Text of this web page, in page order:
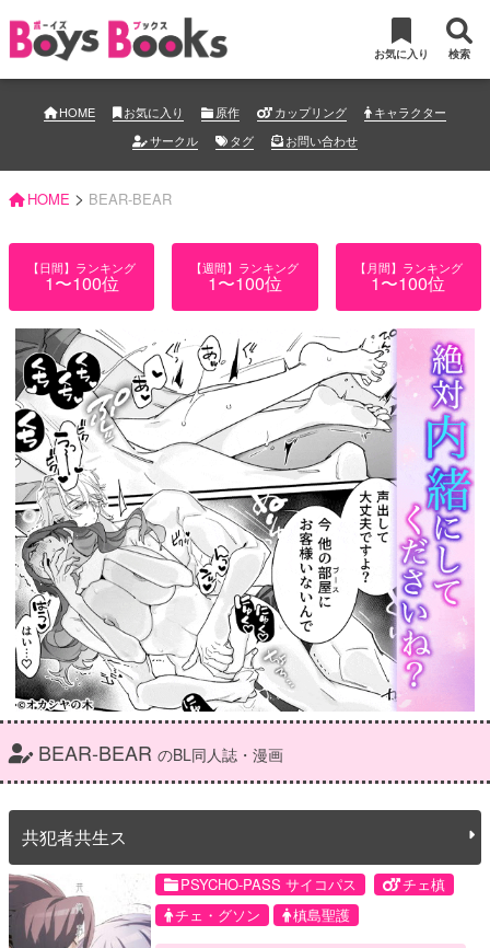
お気に入り 検索
HOME お気に入り 原作 カップリング
キャラクター
サークル
タグ お問い合わせ
HOME > BEAR-BEAR
【日間】ランキング
1〜100位
【週間】ランキング
1〜100位
【月間】ランキング
1〜100位
BEAR-BEAR のBL同人誌・漫画
共犯者共生ス
PSYCHO-PASS サイコパス
チェ槙
チェ・グソン
槙島聖護